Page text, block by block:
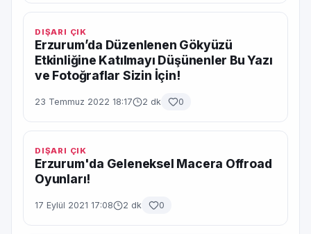
DIŞARI ÇIK
Erzurum’da Düzenlenen Gökyüzü
Etkinliğine Katılmayı Düşünenler Bu Yazı
ve Fotoğraflar Sizin İçin!
23 Temmuz 2022 18:17 2 dk 0
DIŞARI ÇIK
Erzurum'da Geleneksel Macera Offroad
Oyunları!
17 Eylül 2021 17:08 2 dk 0